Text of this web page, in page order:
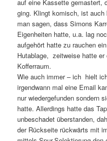
auf eine Kassette gemastert,
ging. Klingt komisch, ist auch
man sagen, dass Simons
Eigenheiten hatte, u.a. lag
aufgehört hatte zu rauchen
Hutablage, zeitweise hatte er
Kofferraum.
Wie auch immer – ich hielt
irgendwann mal eine Email
nur wiedergefunden sondern
hatte. Allerdings hatte das
unbeschadet überstanden,
der Rückseite rückwärts mit